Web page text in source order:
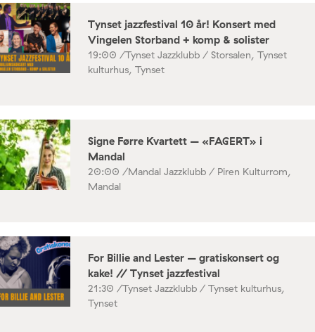
Tynset jazzfestival 10 år! Konsert med
Vingelen Storband + komp & solister
19:00 /Tynset Jazzklubb / Storsalen, Tynset
kulturhus, Tynset
Signe Førre Kvartett – «FAGERT» i
Mandal
20:00 /Mandal Jazzklubb / Piren Kulturrom,
Mandal
For Billie and Lester – gratiskonsert og
kake! // Tynset jazzfestival
21:30 /Tynset Jazzklubb / Tynset kulturhus,
Tynset